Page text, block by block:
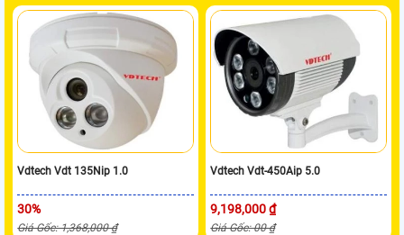
Vdtech Vdt 135Nip 1.0
30%
Giá Gốc: 1,368,000 ₫
Vdtech Vdt-450Aip 5.0
9,198,000 ₫
Giá Gốc: 00 ₫